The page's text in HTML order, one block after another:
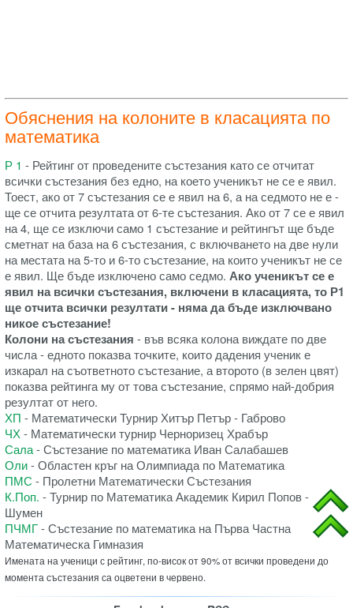
Обяснения на колоните в класацията по
математика
Р 1 - Рейтинг от проведените състезания като се отчитат
всички състезания без едно, на което ученикът не се е явил.
Тоест, ако от 7 състезания се е явил на 6, а на седмото не е -
ще се отчита резултата от 6-те състезания. Ако от 7 се е явил
на 4, ще се изключи само 1 състезание и рейтингът ще бъде
сметнат на база на 6 състезания, с включването на две нули
на местата на 5-то и 6-то състезание, на които ученикът не се
е явил. Ще бъде изключено само седмо. Ако ученикът се е
явил на всички състезания, включени в класацията, то Р1
ще отчита всички резултати - няма да бъде изключвано
никое състезание!
Колони на състезания - във всяка колона виждате по две
числа - едното показва точките, които дадения ученик е
изкарал на съответното състезание, а второто (в зелен цвят)
показва рейтинга му от това състезание, спрямо най-добрия
резултат от него.
ХП - Математически Турнир Хитър Петър - Габрово
ЧХ- Математически турнир Черноризец Храбър
Сала- Състезание по математика Иван Салабашев
Оли- Областен кръг на Олимпиада по Математика
ПМС - Пролетни Математически Състезания
К.Поп. - Турнир по Математика Академик Кирил Попов -
Шумен
ПЧМГ- Състезание по математика на Първа Частна
Математическа Гимназия
Имената на ученици с рейтинг, по-висок от 90% от всички проведени до
момента състезания са оцветени в червено.